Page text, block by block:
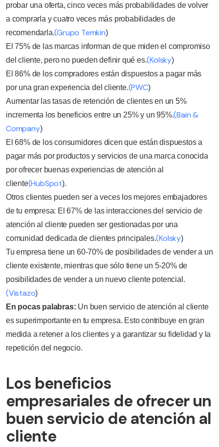
probar una oferta, cinco veces más probabilidades de volver
a comprarla y cuatro veces más probabilidades de
recomendarla.(Grupo Temkin)
El 75% de las marcas informan de que miden el compromiso
del cliente, pero no pueden definir qué es.(Kolsky)
El 86% de los compradores están dispuestos a pagar más
por una gran experiencia del cliente.(PWC)
Aumentar las tasas de retención de clientes en un 5%
incrementa los beneficios entre un 25% y un 95%.(Bain &
Company)
El 68% de los consumidores dicen que están dispuestos a
pagar más por productos y servicios de una marca conocida
por ofrecer buenas experiencias de atención al
cliente(HubSpot).
Otros clientes pueden ser a veces los mejores embajadores
de tu empresa: El 67% de las interacciones del servicio de
atención al cliente pueden ser gestionadas por una
comunidad dedicada de clientes principales.(Kolsky)
Tu empresa tiene un 60-70% de posibilidades de vender a un
cliente existente, mientras que sólo tiene un 5-20% de
posibilidades de vender a un nuevo cliente potencial.
(Vistazo)
En pocas palabras: Un buen servicio de atención al cliente
es superimportante en tu empresa. Esto contribuye en gran
medida a retener a los clientes y a garantizar su fidelidad y la
repetición del negocio.
Los beneficios
empresariales de ofrecer un
buen servicio de atención al
cliente